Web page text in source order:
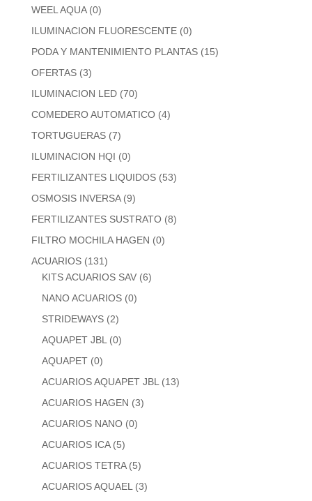
WEEL AQUA (0)
ILUMINACION FLUORESCENTE (0)
PODA Y MANTENIMIENTO PLANTAS (15)
OFERTAS (3)
ILUMINACION LED (70)
COMEDERO AUTOMATICO (4)
TORTUGUERAS (7)
ILUMINACION HQI (0)
FERTILIZANTES LIQUIDOS (53)
OSMOSIS INVERSA (9)
FERTILIZANTES SUSTRATO (8)
FILTRO MOCHILA HAGEN (0)
ACUARIOS (131)
KITS ACUARIOS SAV (6)
NANO ACUARIOS (0)
STRIDEWAYS (2)
AQUAPET JBL (0)
AQUAPET (0)
ACUARIOS AQUAPET JBL (13)
ACUARIOS HAGEN (3)
ACUARIOS NANO (0)
ACUARIOS ICA (5)
ACUARIOS TETRA (5)
ACUARIOS AQUAEL (3)